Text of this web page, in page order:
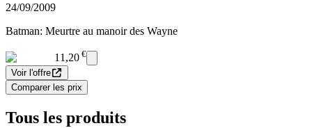
24/09/2009
Batman: Meurtre au manoir des Wayne
11,20 €
Voir l'offre
Comparer les prix
Tous les produits